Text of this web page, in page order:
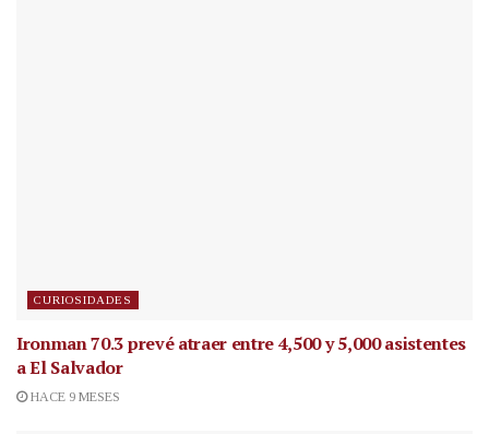
CURIOSIDADES
Ironman 70.3 prevé atraer entre 4,500 y 5,000 asistentes
a El Salvador
HACE 9 MESES